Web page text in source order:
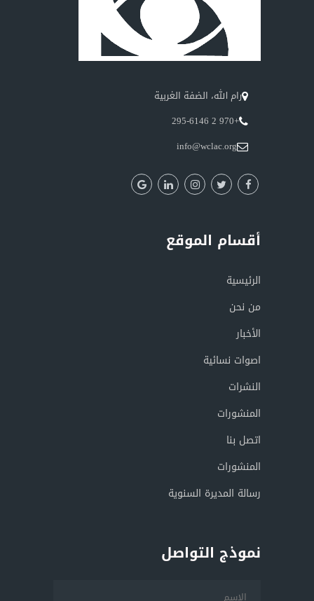
رام الله، الضفة الغربية
+970 2 295-6146
info@wclac.org
أقسام الموقع
الرئيسية
من نحن
الأخبار
اصوات نسائية
النشرات
المنشورات
اتصل بنا
المنشورات
رسالة المديرة السنوية
نموذج التواصل